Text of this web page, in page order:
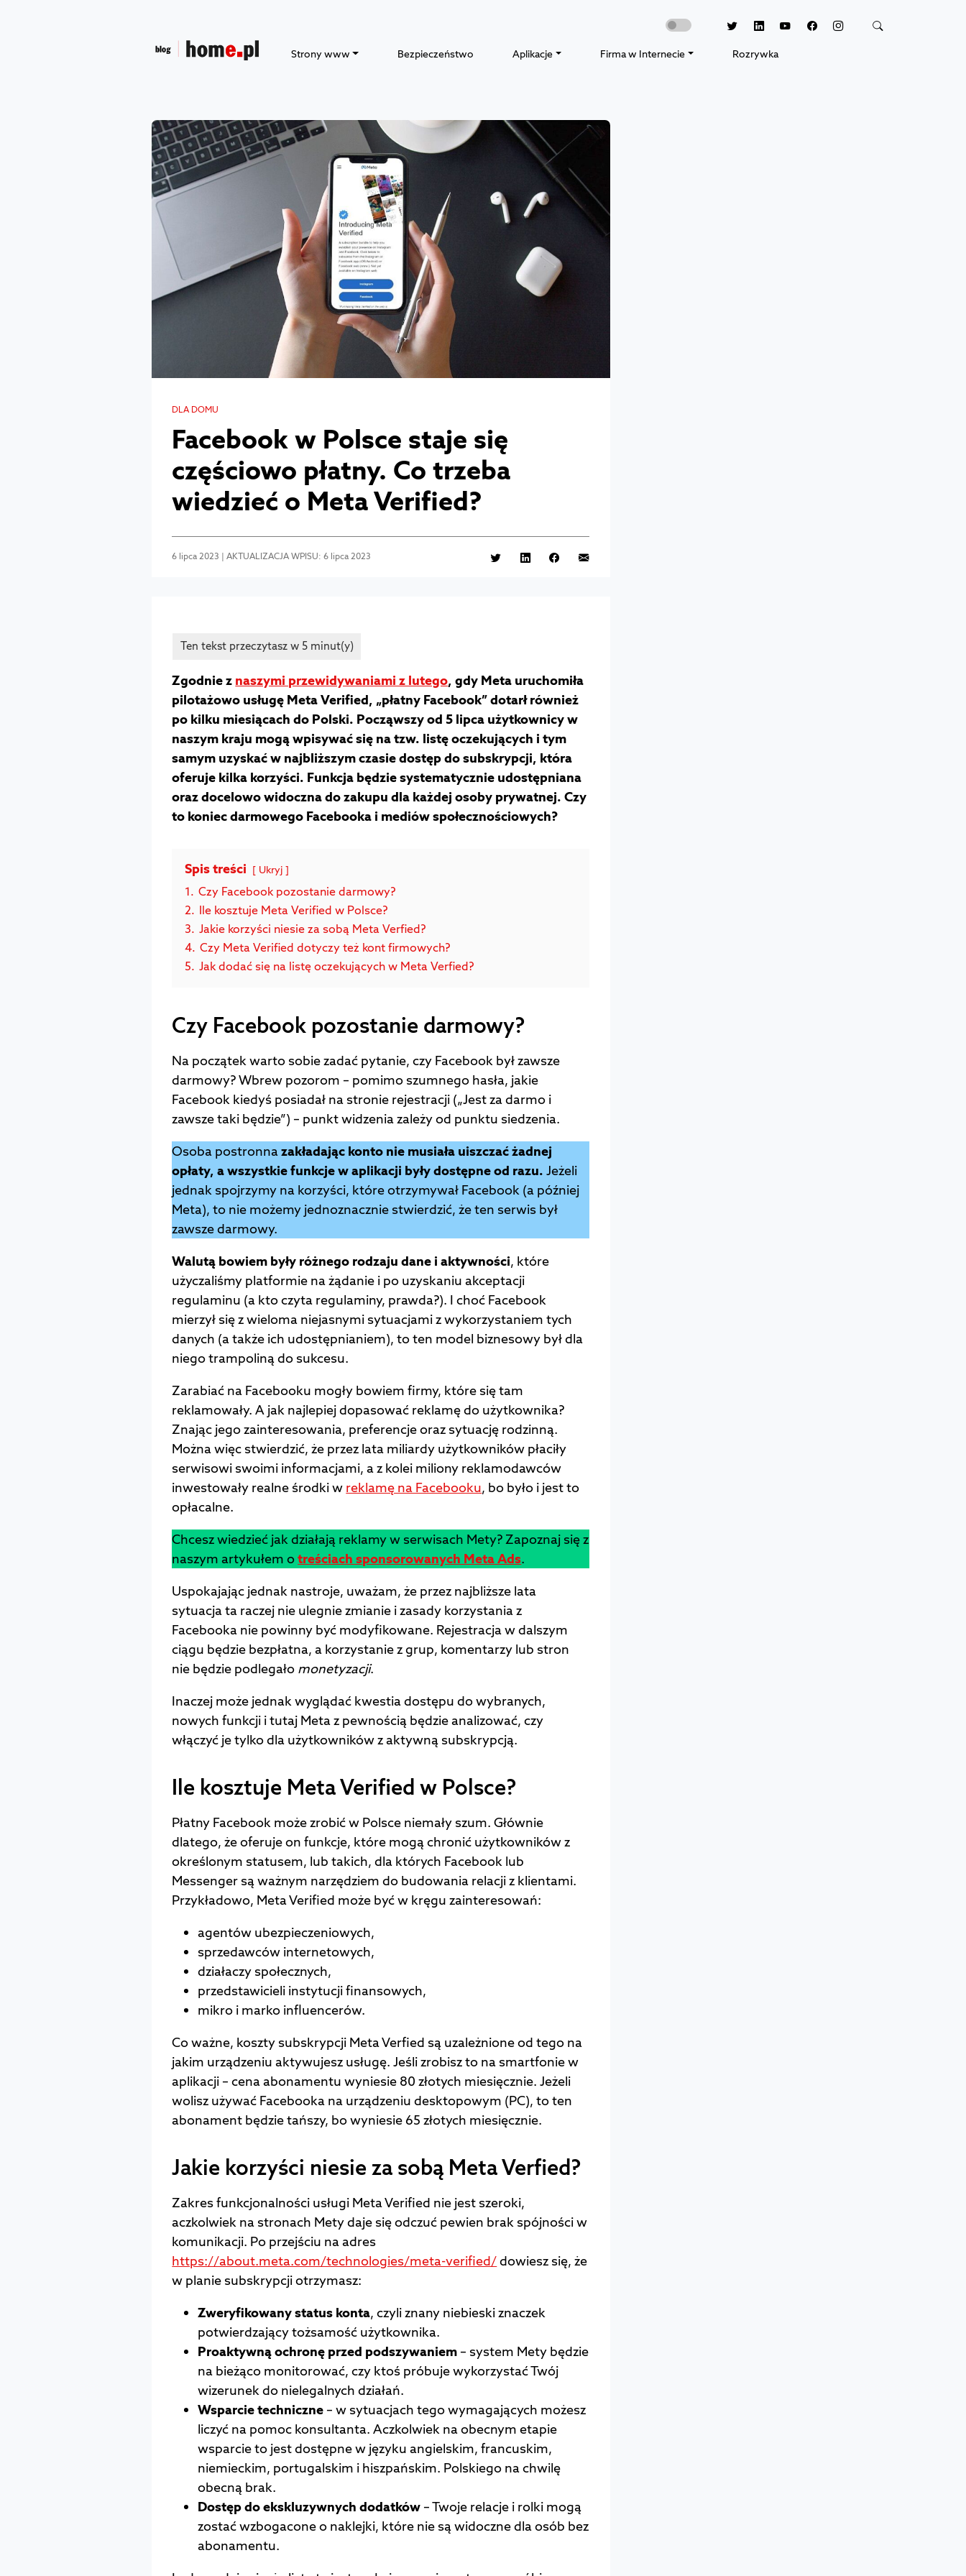
Strony www Bezpieczeństwo Aplikacje Firma w Internecie Rozrywka
DLA DOMU
Facebook w Polsce staje się
częściowo płatny. Co trzeba
wiedzieć o Meta Verified?
6 lipca 2023 | AKTUALIZACJA WPISU: 6 lipca 2023
Zgodnie z naszymi przewidywaniami z lutego, gdy Meta uruchomiła
pilotażowo usługę Meta Verified, „płatny Facebook” dotarł również
po kilku miesiącach do Polski. Począwszy od 5 lipca użytkownicy w
naszym kraju mogą wpisywać się na tzw. listę oczekujących i tym
samym uzyskać w najbliższym czasie dostęp do subskrypcji, która
oferuje kilka korzyści. Funkcja będzie systematycznie udostępniana
oraz docelowo widoczna do zakupu dla każdej osoby prywatnej. Czy
to koniec darmowego Facebooka i mediów społecznościowych?
Spis treści Ukryj
1. Czy Facebook pozostanie darmowy?
2. Ile kosztuje Meta Verified w Polsce?
3. Jakie korzyści niesie za sobą Meta Verfied?
4. Czy Meta Verified dotyczy też kont firmowych?
5. Jak dodać się na listę oczekujących w Meta Verfied?
Czy Facebook pozostanie darmowy?
Na początek warto sobie zadać pytanie, czy Facebook był zawsze
darmowy? Wbrew pozorom – pomimo szumnego hasła, jakie
Facebook kiedyś posiadał na stronie rejestracji („Jest za darmo i
zawsze taki będzie”) – punkt widzenia zależy od punktu siedzenia.
Osoba postronnazakładając konto nie musiała uiszczać żadnej
opłaty, a wszystkie funkcje w aplikacji były dostępne od razu. Jeżeli
jednak spojrzymy na korzyści, które otrzymywał Facebook (a później
Meta), to nie możemy jednoznacznie stwierdzić, że ten serwis był
zawsze darmowy.
Walutą bowiem były różnego rodzaju dane i aktywności, które
użyczaliśmy platformie na żądanie i po uzyskaniu akceptacji
regulaminu (a kto czyta regulaminy, prawda?). I choć Facebook
mierzył się z wieloma niejasnymi sytuacjami z wykorzystaniem tych
danych (a także ich udostępnianiem), to ten model biznesowy był dla
niego trampoliną do sukcesu.
Zarabiać na Facebooku mogły bowiem firmy, które się tam
reklamowały. A jak najlepiej dopasować reklamę do użytkownika?
Znając jego zainteresowania, preferencje oraz sytuację rodzinną.
Można więc stwierdzić, że przez lata miliardy użytkowników płaciły
serwisowi swoimi informacjami, a z kolei miliony reklamodawców
inwestowały realne środki w reklamę na Facebooku, bo było i jest to
opłacalne.
Chcesz wiedzieć jak działają reklamy w serwisach Mety? Zapoznaj się z
naszym artykułem otreściach sponsorowanych Meta Ads.
Uspokajając jednak nastroje, uważam, że przez najbliższe lata
sytuacja ta raczej nie ulegnie zmianie i zasady korzystania z
Facebooka nie powinny być modyfikowane. Rejestracja w dalszym
ciągu będzie bezpłatna, a korzystanie z grup, komentarzy lub stron
nie będzie podlegało monetyzacji.
Inaczej może jednak wyglądać kwestia dostępu do wybranych,
nowych funkcji i tutaj Meta z pewnością będzie analizować, czy
włączyć je tylko dla użytkowników z aktywną subskrypcją.
Ile kosztuje Meta Verified w Polsce?
Płatny Facebook może zrobić w Polsce niemały szum. Głównie
dlatego, że oferuje on funkcje, które mogą chronić użytkowników z
określonym statusem, lub takich, dla których Facebook lub
Messenger są ważnym narzędziem do budowania relacji z klientami.
Przykładowo, Meta Verified może być w kręgu zainteresowań:
agentów ubezpieczeniowych,
sprzedawców internetowych,
działaczy społecznych,
przedstawicieli instytucji finansowych,
mikro i marko influencerów.
Co ważne, koszty subskrypcji Meta Verfied są uzależnione od tego na
jakim urządzeniu aktywujesz usługę. Jeśli zrobisz to na smartfonie w
aplikacji – cena abonamentu wyniesie 80 złotych miesięcznie. Jeżeli
wolisz używać Facebooka na urządzeniu desktopowym (PC), to ten
abonament będzie tańszy, bo wyniesie 65 złotych miesięcznie.
Jakie korzyści niesie za sobą Meta Verfied?
Zakres funkcjonalności usługi Meta Verified nie jest szeroki,
aczkolwiek na stronach Mety daje się odczuć pewien brak spójności w
komunikacji. Po przejściu na adres
https://about.meta.com/technologies/meta-verified/dowiesz się, że
w planie subskrypcji otrzymasz:
Zweryfikowany status konta, czyli znany niebieski znaczek
potwierdzający tożsamość użytkownika.
Proaktywną ochronę przed podszywaniem – system Mety będzie
na bieżąco monitorować, czy ktoś próbuje wykorzystać Twój
wizerunek do nielegalnych działań.
Wsparcie techniczne – w sytuacjach tego wymagających możesz
liczyć na pomoc konsultanta. Aczkolwiek na obecnym etapie
wsparcie to jest dostępne w języku angielskim, francuskim,
niemieckim, portugalskim i hiszpańskim. Polskiego na chwilę
obecną brak.
Dostęp do ekskluzywnych dodatków – Twoje relacje i rolki mogą
zostać wzbogacone o naklejki, które nie są widoczne dla osób bez
abonamentu.